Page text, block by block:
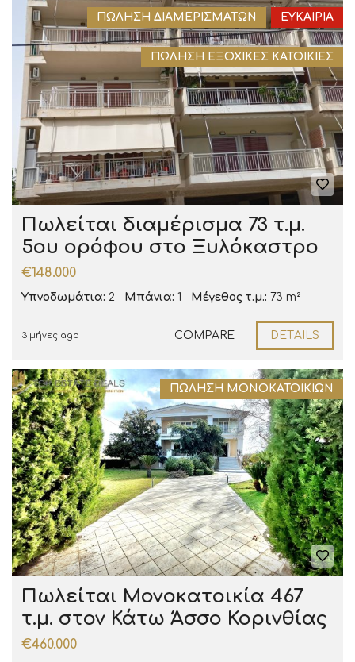
ΕΥΚΑΙΡΊΑ
ΠΏΛΗΣΗ ΔΙΑΜΕΡΙΣΜΆΤΩΝ
ΠΏΛΗΣΗ ΕΞΟΧΙΚΈΣ ΚΑΤΟΙΚΊΕΣ
Πωλείται διαμέρισμα 73 τ.μ.
5ου ορόφου στο Ξυλόκαστρο
€148.000
Υπνοδωμάτια: 2 Μπάνια: 1 Μέγεθος τ.μ.: 73 m²
3 μήνες ago COMPARE DETAILS
ΠΏΛΗΣΗ ΜΟΝΟΚΑΤΟΙΚΙΏΝ
Πωλείται Μονοκατοικία 467
τ.μ. στον Κάτω Άσσο Κορινθίας
€460.000